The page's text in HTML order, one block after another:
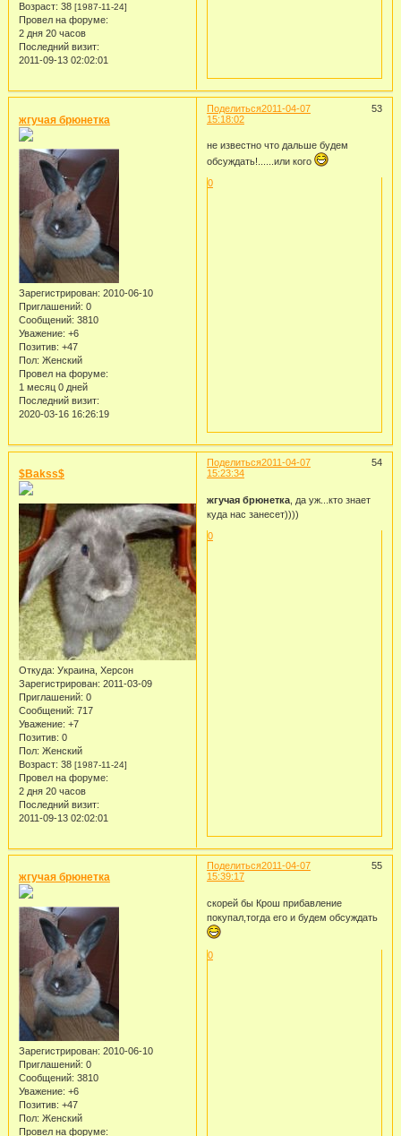
Возраст: 38 [1987-11-24]
Провел на форуме:
2 дня 20 часов
Последний визит:
2011-09-13 02:02:01
Поделиться 53
2011-04-07
15:18:02
жгучая брюнетка
Зарегистрирован: 2010-06-10
Приглашений: 0
Сообщений: 3810
Уважение: +6
Позитив: +47
Пол: Женский
Провел на форуме:
1 месяц 0 дней
Последний визит:
2020-03-16 16:26:19
не известно что дальше будем
обсуждать!......или кого
0
Поделиться 54
2011-04-07
15:23:34
$Bakss$
Откуда: Украина, Херсон
Зарегистрирован: 2011-03-09
Приглашений: 0
Сообщений: 717
Уважение: +7
Позитив: 0
Пол: Женский
Возраст: 38 [1987-11-24]
Провел на форуме:
2 дня 20 часов
Последний визит:
2011-09-13 02:02:01
жгучая брюнетка, да уж...кто знает
куда нас занесет))))
0
Поделиться 55
2011-04-07
15:39:17
жгучая брюнетка
Зарегистрирован: 2010-06-10
Приглашений: 0
Сообщений: 3810
Уважение: +6
Позитив: +47
Пол: Женский
Провел на форуме:
скорей бы Крош прибавление
покупал,тогда его и будем обсуждать
0